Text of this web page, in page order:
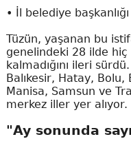
• İl belediye
Tüzün, yaşanan bu
genelindeki 28 ilde hiç
kalmadığını ileri
Balıkesir, Hatay,
Manisa, Samsun ve
merkez iller yer alıyor.
"Ay sonunda